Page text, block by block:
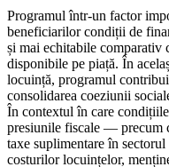
Programul într-un factor
beneficiarilor condiții de
și mai echitabile comparativ
disponibile pe piață. În
locuință, programul
consolidarea coeziunii
În contextul în care
presiunile fiscale — precum
taxe suplimentare în
costurilor locuințelor,